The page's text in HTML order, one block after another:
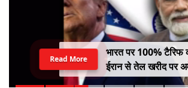
भारत पर 100% टैरिफ
ईरान से तेल खरीद पर
सीनेट में बिल पास
Read More